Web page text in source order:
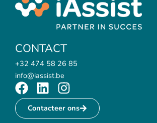
CONTACT
+32 474 58 26 85
info@iassist.be
F
a
c
L
i
n
I
n
s
Contacteer ons